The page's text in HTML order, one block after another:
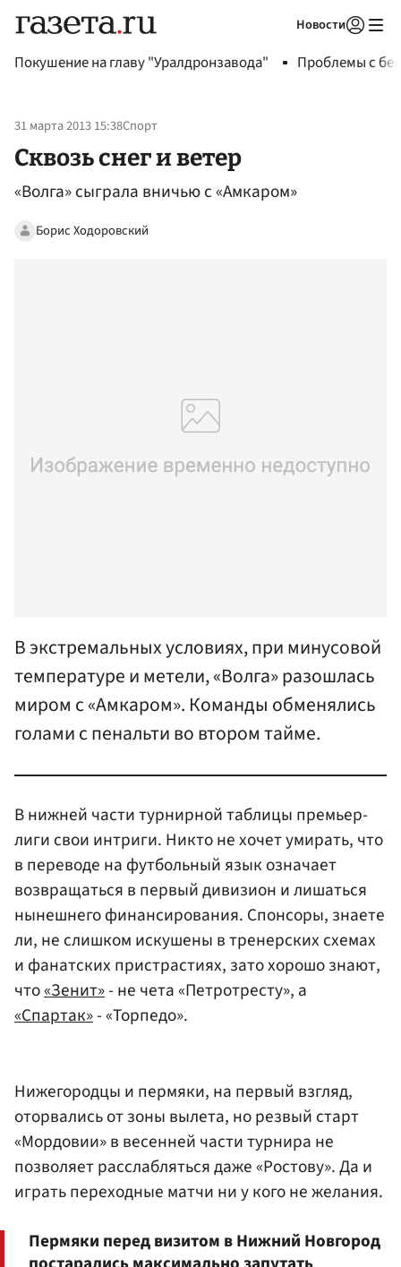
Новости
Покушение на главу "Уралдронзавода" Проблемы с
31 марта 2013 15:38Спорт
Сквозь снег и ветер
«Волга» сыграла вничью с «Амкаром»
Борис Ходоровский
В экстремальных условиях, при минусовой
температуре и метели, «Волга» разошлась
миром с «Амкаром». Команды обменялись
голами с пенальти во втором тайме.
В нижней части турнирной таблицы премьер-
лиги свои интриги. Никто не хочет умирать, что
в переводе на футбольный язык означает
возвращаться в первый дивизион и лишаться
нынешнего финансирования. Спонсоры, знаете
ли, не слишком искушены в тренерских схемах
и фанатских пристрастиях, зато хорошо знают,
что«Зенит»- не чета «Петротресту», а
«Спартак»- «Торпедо».
Нижегородцы и пермяки, на первый взгляд,
оторвались от зоны вылета, но резвый старт
«Мордовии» в весенней части турнира не
позволяет расслабляться даже «Ростову». Да и
играть переходные матчи ни у кого не желания.
Пермяки перед визитом в Нижний Новгород